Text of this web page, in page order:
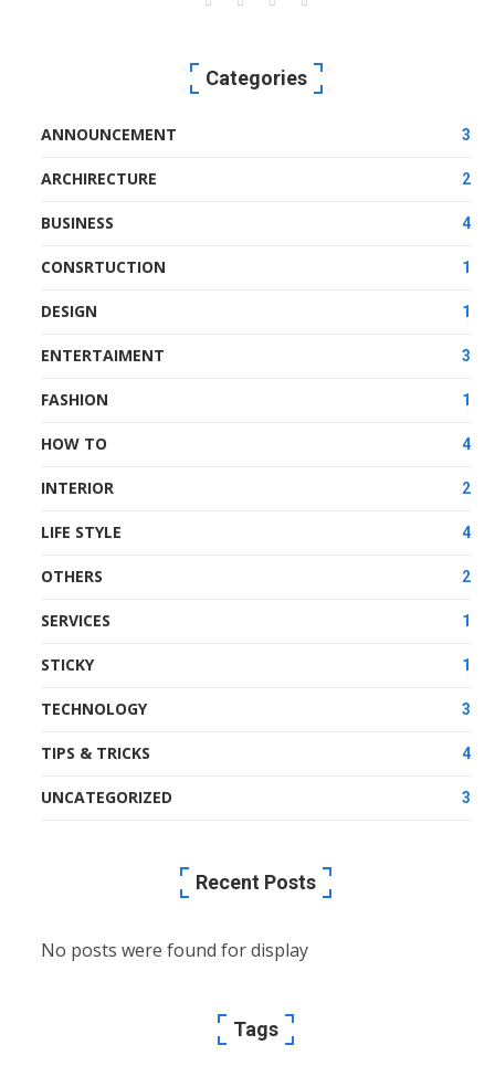
Categories
ANNOUNCEMENT 3
ARCHIRECTURE 2
BUSINESS 4
CONSRTUCTION 1
DESIGN 1
ENTERTAIMENT 3
FASHION 1
HOW TO 4
INTERIOR 2
LIFE STYLE 4
OTHERS 2
SERVICES 1
STICKY 1
TECHNOLOGY 3
TIPS & TRICKS 4
UNCATEGORIZED 3
Recent Posts
No posts were found for display
Tags